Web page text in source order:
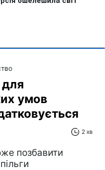
для
умов
2 хв
позбавити